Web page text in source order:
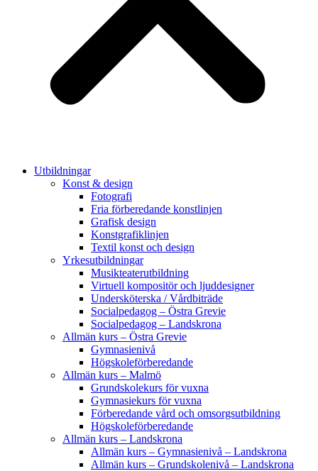
Utbildningar
Konst & design
Fotografi
Fria förberedande konstlinjen
Grafisk design
Konstgrafiklinjen
Textil konst och design
Yrkesutbildningar
Musikteaterutbildning
Virtuell kompositör och ljuddesigner
Undersköterska / Vårdbiträde
Socialpedagog – Östra Grevie
Socialpedagog – Landskrona
Allmän kurs – Östra Grevie
Gymnasienivå
Högskoleförberedande
Allmän kurs – Malmö
Grundskolekurs för vuxna
Gymnasiekurs för vuxna
Förberedande vård och omsorgsutbildning
Högskoleförberedande
Allmän kurs – Landskrona
Allmän kurs – Gymnasienivå – Landskrona
Allmän kurs – Grundskolenivå – Landskrona